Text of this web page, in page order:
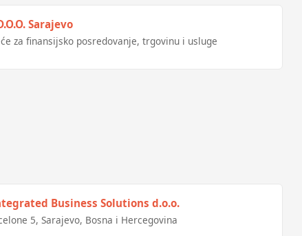
Sarajevo
za finansijsko posredovanje, trgovinu i usluge
Business Solutions d.o.o.
5, Sarajevo, Bosna i Hercegovina